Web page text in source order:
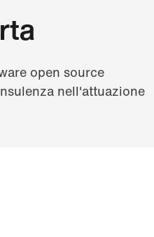
open source
nell'attuazione